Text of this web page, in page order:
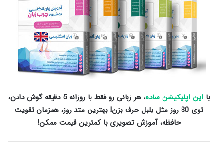
بااین اپلیکیشن ساده
، هر زبانی رو فقط با روزانه 5 دقیقه گوش دادن،
توی 80 روز مثل بلبل حرف بزن! بهترین متد روز، همزمان تقویت
حافظه، آموزش تصویری با کمترین قیمت ممکن!